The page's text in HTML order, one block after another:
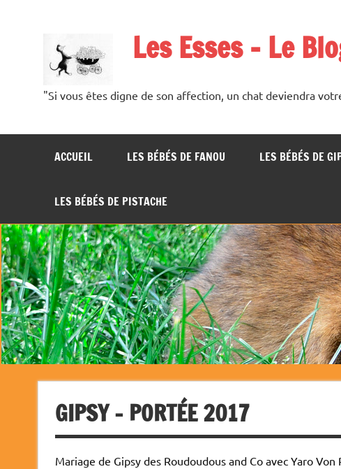
Les Esses – Le
"Si vous êtes digne de son affection, un chat deviendra
ACCUEIL LES BÉBÉS DE FANOU LES BÉBÉS DE
LES BÉBÉS DE PISTACHE
GIPSY – PORTÉE 2017
Mariage de Gipsy des Roudoudous and Co avec Yaro Von